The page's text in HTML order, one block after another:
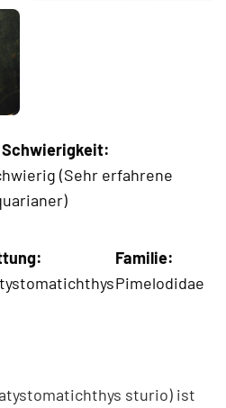
Schwierigkeit:
(Sehr erfahrene
Familie:
Pimelodidae
sturio) ist